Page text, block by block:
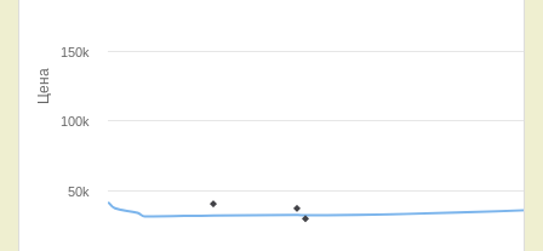
Цена
50k
100k
150k